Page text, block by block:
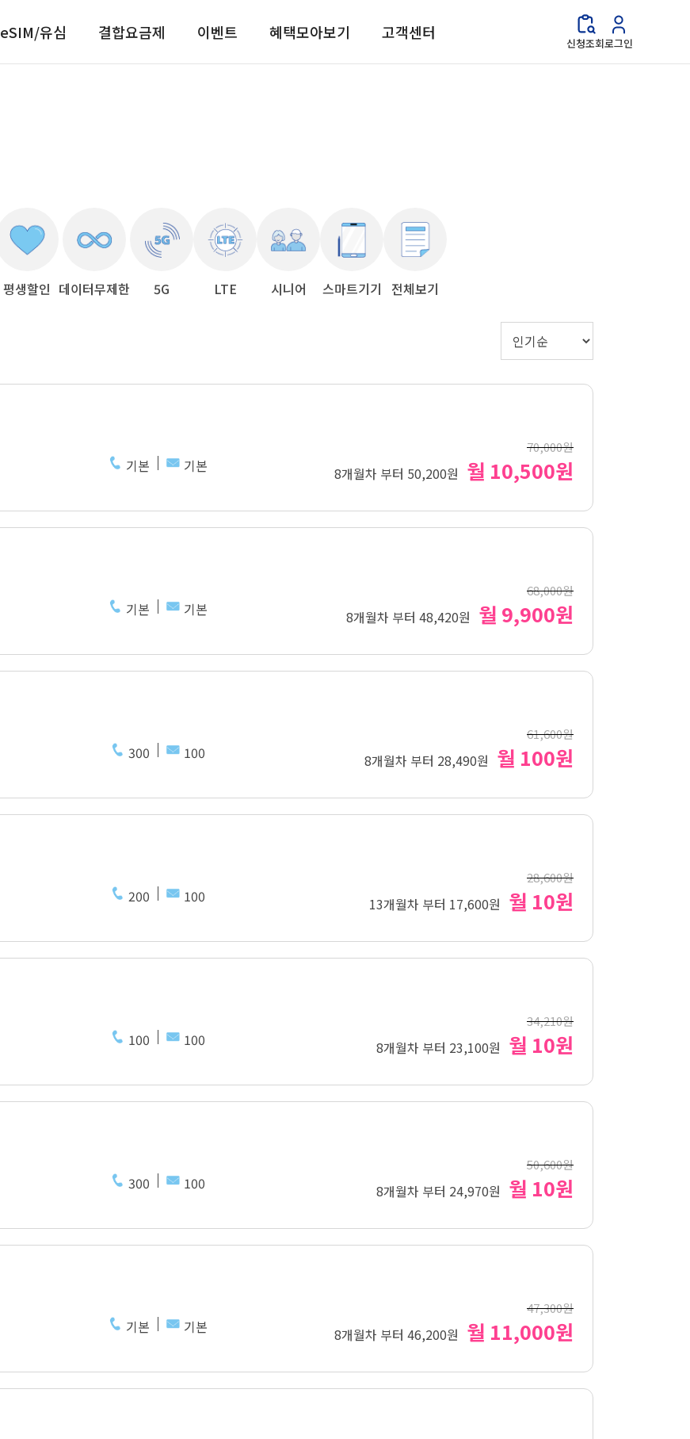
eSIM/유심 결합요금제 이벤트 혜택모아보기 고객센터
신청조회로그인
평생할인 데이터무제한 5G LTE 시니어 스마트기기 전체보기
70,000원
기본 기본 8개월차 부터 50,200원 월 10,500원
68,000원
기본 기본 8개월차 부터 48,420원 월 9,900원
61,600원
300 100 8개월차 부터 28,490원 월 100원
28,600원
200 100 13개월차 부터 17,600원 월 10원
34,210원
100 100 8개월차 부터 23,100원 월 10원
50,600원
300 100 8개월차 부터 24,970원 월 10원
47,300원
기본 기본 8개월차 부터 46,200원 월 11,000원